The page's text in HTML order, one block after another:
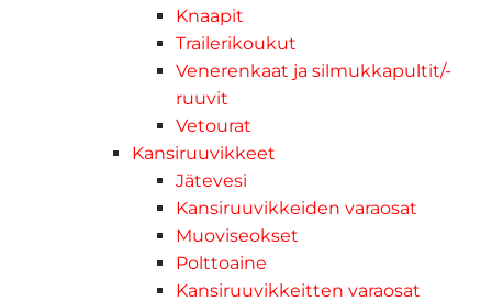
Knaapit
Trailerikoukut
Venerenkaat ja silmukkapultit/-
ruuvit
Vetourat
Kansiruuvikkeet
Jätevesi
Kansiruuvikkeiden varaosat
Muoviseokset
Polttoaine
Kansiruuvikkeitten varaosat